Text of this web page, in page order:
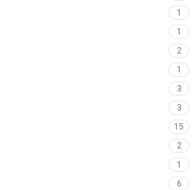
1
1
2
1
3
3
15
2
1
6